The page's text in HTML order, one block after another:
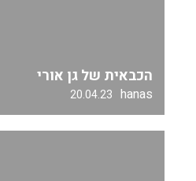
הכבאית של גן אורי
hanas
20.04.23